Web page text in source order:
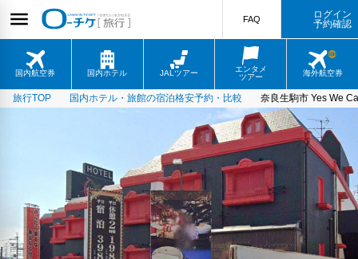
国内航空券 国内ホテル JALツアー
エンタメ
ツアー
海外航空券
FAQ
ログイン
予約確認
旅行TOP 国内ホテル・旅館の宿泊格安予約・比較 奈良生駒市 Yes We